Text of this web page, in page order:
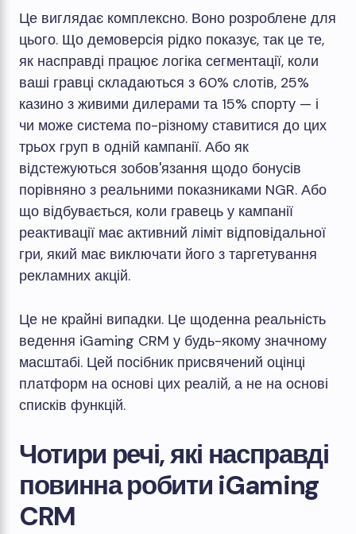
Це виглядає комплексно. Воно розроблене для
цього. Що демоверсія рідко показує, так це те,
як насправді працює логіка сегментації, коли
ваші гравці складаються з 60% слотів, 25%
казино з живими дилерами та 15% спорту — і
чи може система по-різному ставитися до цих
трьох груп в одній кампанії. Або як
відстежуються зобов'язання щодо бонусів
порівняно з реальними показниками NGR. Або
що відбувається, коли гравець у кампанії
реактивації має активний ліміт відповідальної
гри, який має виключати його з таргетування
рекламних акцій.
Це не крайні випадки. Це щоденна реальність
ведення iGaming CRM у будь-якому значному
масштабі. Цей посібник присвячений оцінці
платформ на основі цих реалій, а не на основі
списків функцій.
Чотири речі, які насправді
повинна робити iGaming
CRM